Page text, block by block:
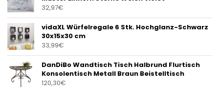
32,97€
vidaXL Würfelregale 6 Stk. Hochglanz-Schwarz
30x15x30 cm
33,99€
DanDiBo Wandtisch Tisch Halbrund Flurtisch
Konsolentisch Metall Braun Beistelltisch
120,30€